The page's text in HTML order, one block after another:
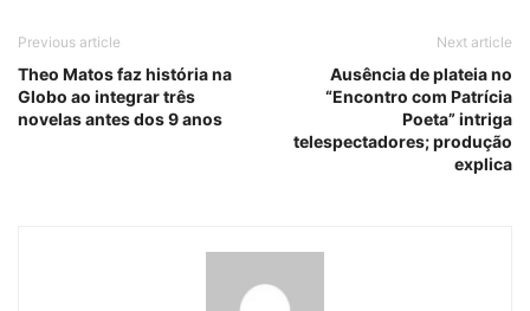
Previous article
Theo Matos faz história na
Globo ao integrar três
novelas antes dos 9 anos
Next article
Ausência de plateia no
“Encontro com Patrícia
Poeta” intriga
telespectadores; produção
explica